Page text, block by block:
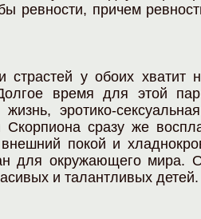
ревности, причем
страстей у обоих хватит
время для этой
жизнь, эротико-
Скорпиона сразу же
покой и
для окружающего мира.
и талантливых детей.